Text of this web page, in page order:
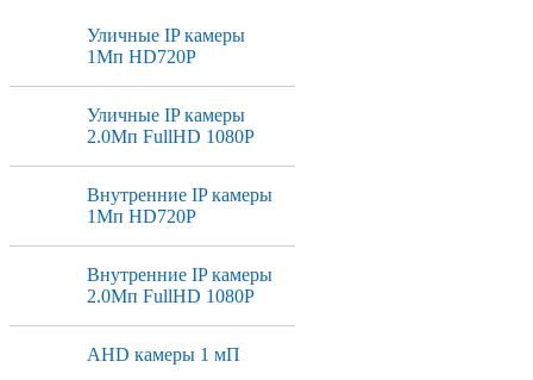
Уличные IP камеры
1Мп HD720P
Уличные IP камеры
2.0Мп FullHD 1080P
Внутренние IP камеры
1Мп HD720P
Внутренние IP камеры
2.0Мп FullHD 1080P
AHD камеры 1 мП